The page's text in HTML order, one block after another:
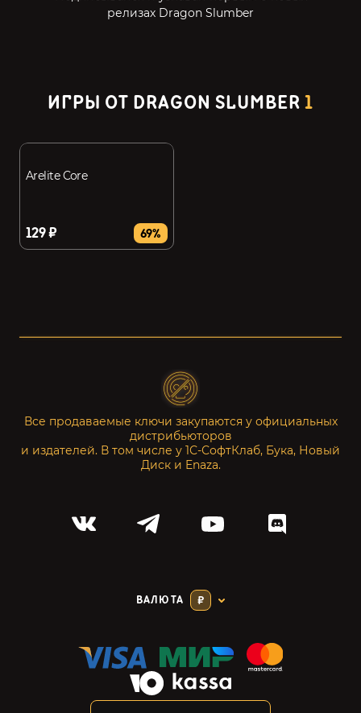
релизах Dragon Slumber
ИГРЫ ОТ DRAGON SLUMBER 1
Arelite Core
129 ₽ 69%
Все продаваемые ключи закупаются у официальных
дистрибьюторов
и издателей. В том числе у 1С-СофтКлаб, Бука, Новый
Диск и Enaza.
ВАЛЮТА ₽